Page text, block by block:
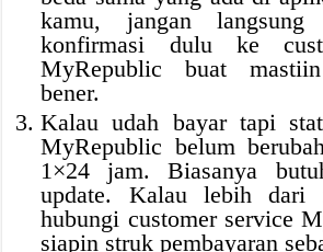
kamu, jangan langsung
konfirmasi dulu ke
MyRepublic buat
bener.
Kalau udah bayar tapi
MyRepublic belum
1×24 jam. Biasanya
update. Kalau lebih dari
hubungi customer service
siapin struk pembayaran